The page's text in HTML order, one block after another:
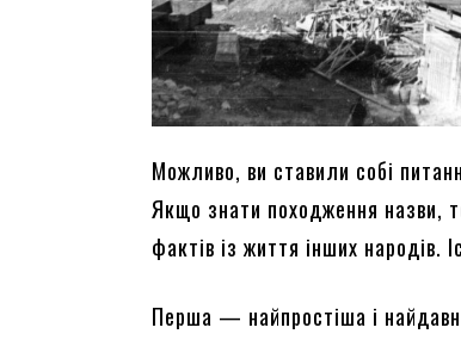
Можливо, ви ставили собі
Якщо знати походження назви,
фактів із життя інших народів.
Перша — найпростіша і